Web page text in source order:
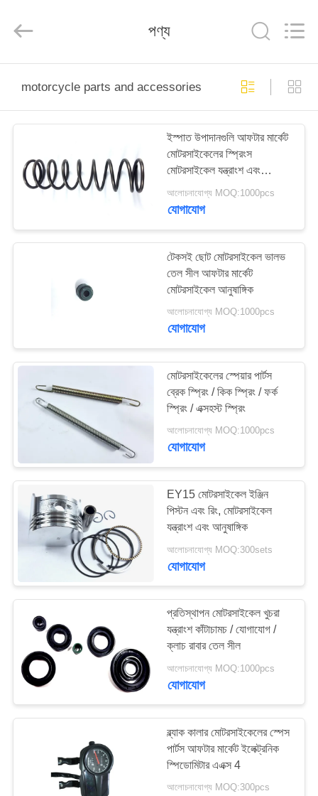
পণ্য
ভিডিও
সম্পর্কে
মান
নিয়ন্ত্রণ
উদ্ধৃতির
আবেদন
সাইট
ম্যাপ
PRIVACY
POLICY
Export
Reserved.
পণ্য
motorcycle parts and accessories
ইস্পাত উপাদানগুলি আফটার মার্কেট
মোটরসাইকেলের স্প্রিংস
মোটরসাইকেল যন্ত্রাংশ এবং
আলোচনাযোগ্য MOQ:1000pcs
যোগাযোগ
টেকসই ছোট মোটরসাইকেল ভালভ
তেল সীল আফটার মার্কেট
মোটরসাইকেল আনুষাঙ্গিক
আলোচনাযোগ্য MOQ:1000pcs
যোগাযোগ
মোটরসাইকেলের স্পেয়ার পার্টস
ব্রেক স্প্রিং / কিক স্প্রিং / ফর্ক
স্প্রিং / এক্সহস্ট স্প্রিং
আলোচনাযোগ্য MOQ:1000pcs
যোগাযোগ
EY15 মোটরসাইকেল ইঞ্জিন
পিস্টন এবং রিং, মোটরসাইকেল
যন্ত্রাংশ এবং আনুষাঙ্গিক
আলোচনাযোগ্য MOQ:300sets
যোগাযোগ
প্রতিস্থাপন মোটরসাইকেল খুচরা
যন্ত্রাংশ কাঁটাচামচ / যোগাযোগ /
ক্লাচ রাবার তেল সীল
আলোচনাযোগ্য MOQ:1000pcs
যোগাযোগ
ব্ল্যাক কালার মোটরসাইকেলের স্পেস
পার্টস আফটার মার্কেট ইলেক্ট্রনিক
স্পিডোমিটার এএক্স 4
আলোচনাযোগ্য MOQ:300pcs